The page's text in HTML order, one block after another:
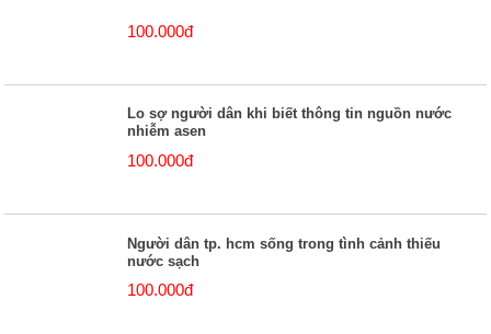
100.000đ
Lo sợ người dân khi biết thông tin nguồn nước
nhiễm asen
100.000đ
Người dân tp. hcm sống trong tình cảnh thiếu
nước sạch
100.000đ